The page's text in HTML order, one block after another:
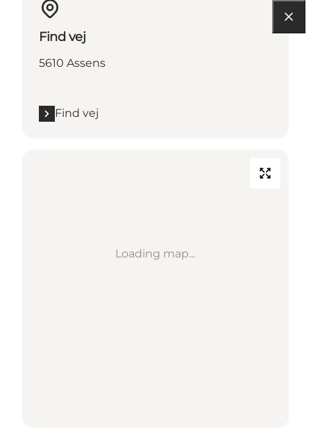
Find vej
5610 Assens
Find vej
Loading map...